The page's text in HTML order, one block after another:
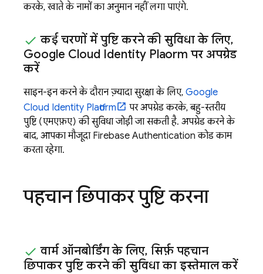
करके, खाते के नामों का अनुमान नहीं लगा पाएंगे.
कई चरणों में पुष्टि करने की सुविधा के लिए,
Google Cloud Identity Platform पर अपग्रेड
करें
साइन-इन करने के दौरान ज़्यादा सुरक्षा के लिए, Google
Cloud Identity Platform
पर अपग्रेड करके, बहु-स्तरीय
पुष्टि (एमएफ़ए) की सुविधा जोड़ी जा सकती है. अपग्रेड करने के
बाद, आपका मौजूदा Firebase Authentication कोड काम
करता रहेगा.
पहचान छिपाकर पुष्टि करना
वार्म ऑनबोर्डिंग के लिए, सिर्फ़ पहचान
छिपाकर पुष्टि करने की सुविधा का इस्तेमाल करें